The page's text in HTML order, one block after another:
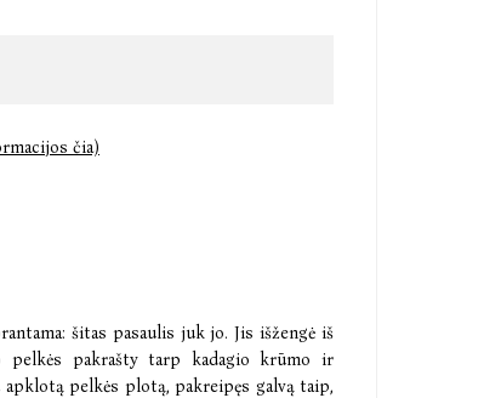
čia)
šitas pasaulis juk jo. Jis išžengė iš
pakrašty tarp kadagio krūmo ir
pelkės plotą, pakreipęs galvą taip,